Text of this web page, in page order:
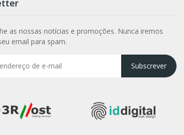
as nossas notícias e promoções. Nunca iremos
email para spam.
Subscrever